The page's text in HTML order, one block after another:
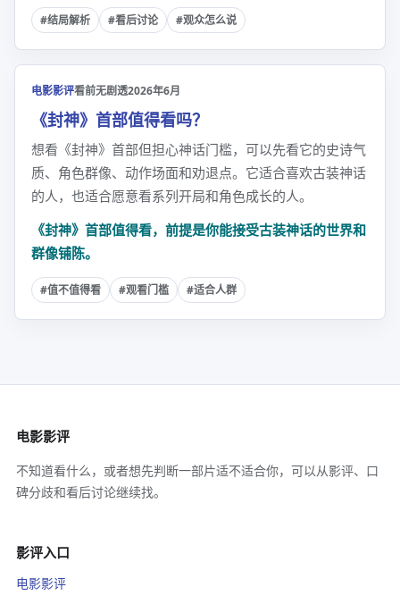
#结局解析 #看后讨论 #观众怎么说
电影影评看前无剧透2026年6月
《封神》首部值得看吗？
想看《封神》首部但担心神话门槛，可以先看它的史诗气
质、角色群像、动作场面和劝退点。它适合喜欢古装神话
的人，也适合愿意看系列开局和角色成长的人。
《封神》首部值得看，前提是你能接受古装神话的世界和
群像铺陈。
#值不值得看 #观看门槛 #适合人群
电影影评
不知道看什么，或者想先判断一部片适不适合你，可以从影评、口
碑分歧和看后讨论继续找。
影评入口
电影影评